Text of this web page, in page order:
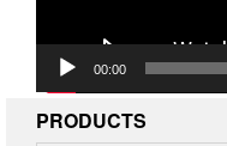
00:00
PRODUCTS